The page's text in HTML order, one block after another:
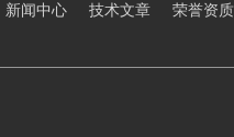
新闻中心 技术文章 荣誉资质